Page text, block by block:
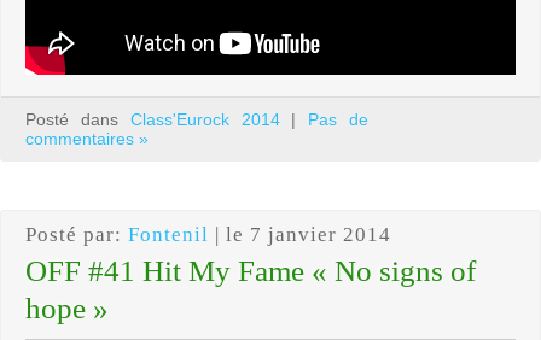
Posté dans Class'Eurock 2014| Pas de
commentaires »
Posté par: Fontenil | le 7 janvier 2014
OFF #41 Hit My Fame « No signs of
hope »